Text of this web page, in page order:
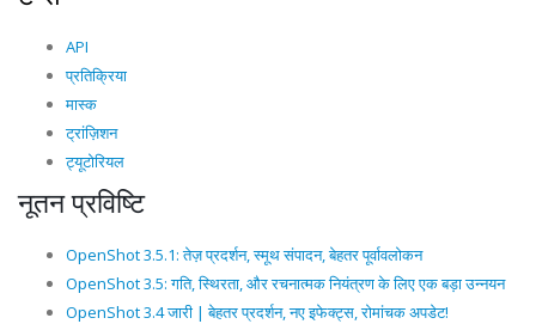
API
प्रतिक्रिया
मास्क
ट्रांज़िशन
ट्यूटोरियल
नूतन प्रविष्टि
OpenShot 3.5.1: तेज़ प्रदर्शन, स्मूथ संपादन, बेहतर पूर्वावलोकन
OpenShot 3.5: गति, स्थिरता, और रचनात्मक नियंत्रण के लिए एक बड़ा उन्नयन
OpenShot 3.4 जारी | बेहतर प्रदर्शन, नए इफेक्ट्स, रोमांचक अपडेट!